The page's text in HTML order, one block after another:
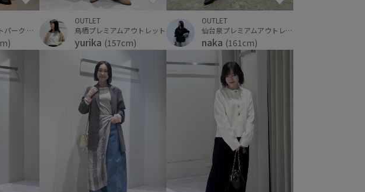
三井アウトレットパーク 横浜ベイサイド
OUTLET
鳥栖プレミアムアウトレット
yurika (157cm)
OUTLET
仙台泉プレミアムアウトレット
naka (161cm)